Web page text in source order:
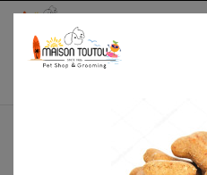
Accueil